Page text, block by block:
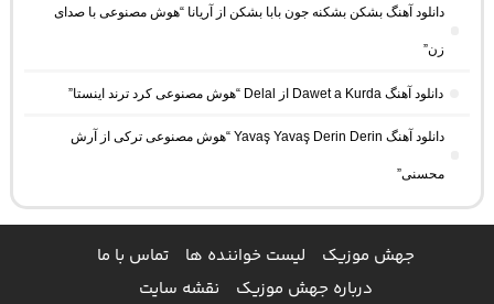
دانلود آهنگ بشکن بشکنه جون بابا بشکن از آریانا “هوش مصنوعی با صدای
زن”
دانلود آهنگ Dawet a Kurda از Delal “هوش مصنوعی کرد ترند اینستا”
دانلود آهنگ Yavaş Yavaş Derin Derin “هوش مصنوعی ترکی از آرش
محسنی”
جهش موزیک لیست خواننده ها
تماس با ما
درباره جهش موزیک
نقشه سایت